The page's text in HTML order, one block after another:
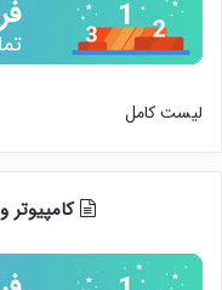
لیست کامل